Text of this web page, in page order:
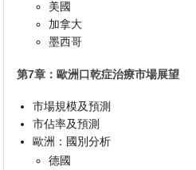
美國
加拿大
墨西哥
第7章：歐洲口乾症治療市場展望
市場規模及預測
市佔率及預測
歐洲：國別分析
德國